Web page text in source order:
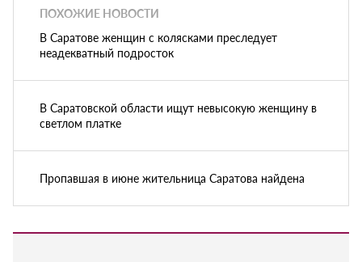
ПОХОЖИЕ НОВОСТИ
В Саратове женщин с колясками преследует
неадекватный подросток
В Саратовской области ищут невысокую женщину в
светлом платке
Пропавшая в июне жительница Саратова найдена